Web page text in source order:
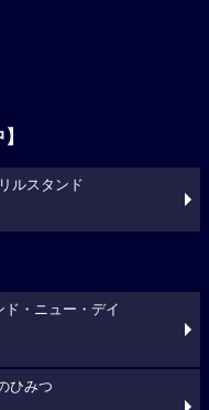
ルスタンド
・ニュー・デイ
ひみつ